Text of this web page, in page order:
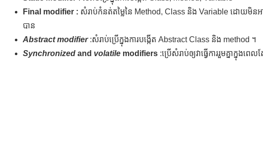
Final modifier : សំរាប់កំនត់តម្លៃនៃ Method, Class និង Variable ដោយមិនអា
បាន
Abstract modifier:សំរាប់ប្រើក្នុងការបង្កើត Abstract Class និង method ។
Synchronized and volatile modifiers :ប្រើសំរាប់ឲ្យវាធ្វើការរួមគ្នាក្នុងពេ